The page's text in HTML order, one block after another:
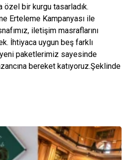
özel bir kurgu tasarladık.
Erteleme Kampanyası ile
iletişim masraflarını
İhtiyaca uygun beş farklı
paketlerimiz sayesinde
bereket katıyoruz.Şeklinde